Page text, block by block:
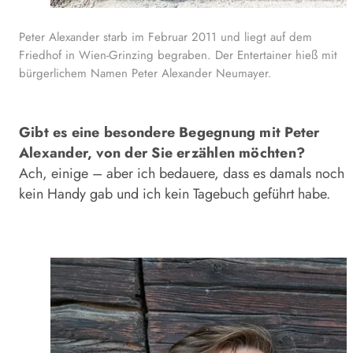
Peter Alexander starb im Februar 2011 und liegt auf dem
Friedhof in Wien-Grinzing begraben. Der Entertainer hieß mit
bürgerlichem Namen Peter Alexander Neumayer.
Gibt es eine besondere Begegnung mit Peter
Alexander, von der Sie erzählen möchten?
Ach, einige – aber ich bedauere, dass es damals noch
kein Handy gab und ich kein Tagebuch geführt habe.